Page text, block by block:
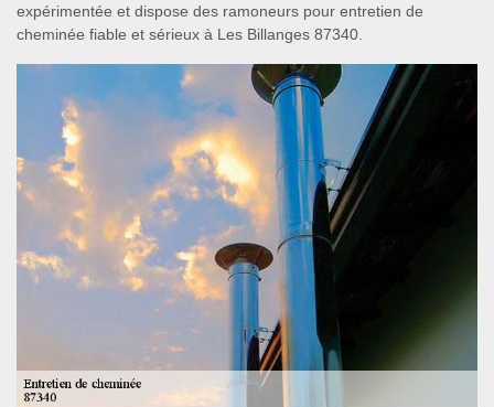
expérimentée et dispose des ramoneurs pour entretien de
cheminée fiable et sérieux à Les Billanges 87340.